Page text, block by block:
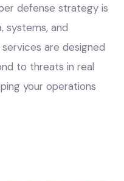
defense strategy is
systems, and
are designed
to threats in real
your operations